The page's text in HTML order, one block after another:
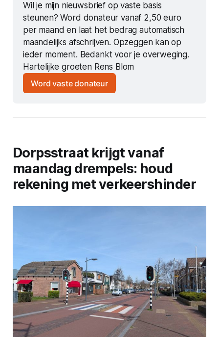
Wil je mijn nieuwsbrief op vaste basis
steunen? Word donateur vanaf 2,50 euro
per maand en laat het bedrag automatisch
maandelijks afschrijven. Opzeggen kan op
ieder moment. Bedankt voor je overweging.
Hartelijke groeten Rens Blom
Word vaste donateur
Dorpsstraat krijgt vanaf
maandag drempels: houd
rekening met verkeershinder